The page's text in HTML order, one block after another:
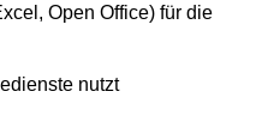
Open Office) für die
nutzt